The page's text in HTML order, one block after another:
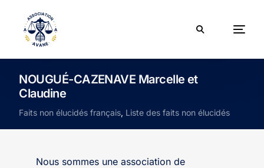
NOUGUÉ-CAZENAVE Marcelle et
Claudine
Faits non élucidés français, Liste des faits non élucidés
Nous sommes une association de